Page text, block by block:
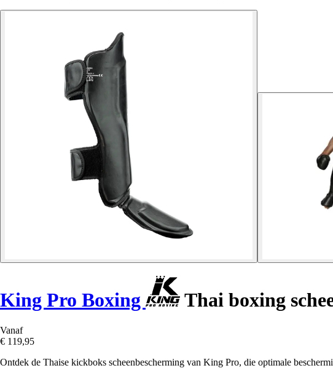
King Pro Boxing Thai boxing
Vanaf
€ 119,95
Ontdek de Thaise kickboks scheenbescherming van King Pro, die optimale